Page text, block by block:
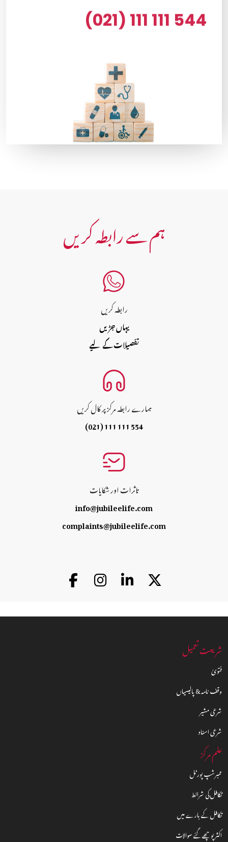
(021) 111 111 544
تاثرات اور شکایات
info@jubileelife.com
complaints@jubileelife.com
ہمارے رابطہ مرکز پر کال کریں
(021) 111 111 554
رابطہ کریں
یہاں جڑیں
تفصیلات کے لیے
ہم سے رابطہ کریں
شریعت تعمیل
فتویٰ
وقف نامہ & پالیسیاں
شرعی مشیر
شرعی اسناد
علم مرکز
ممبرشپ پورٹل
تکافل کی شرائط
تکافل کے بارے میں
اکثر پوچھے گئے سوالات